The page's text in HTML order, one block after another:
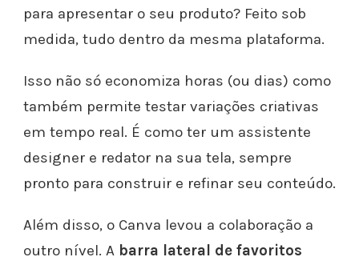
para apresentar o seu produto? Feito sob
medida, tudo dentro da mesma plataforma.
Isso não só economiza horas (ou dias) como
também permite testar variações criativas
em tempo real. É como ter um assistente
designer e redator na sua tela, sempre
pronto para construir e refinar seu conteúdo.
Além disso, o Canva levou a colaboração a
outro nível. A barra lateral de favoritos